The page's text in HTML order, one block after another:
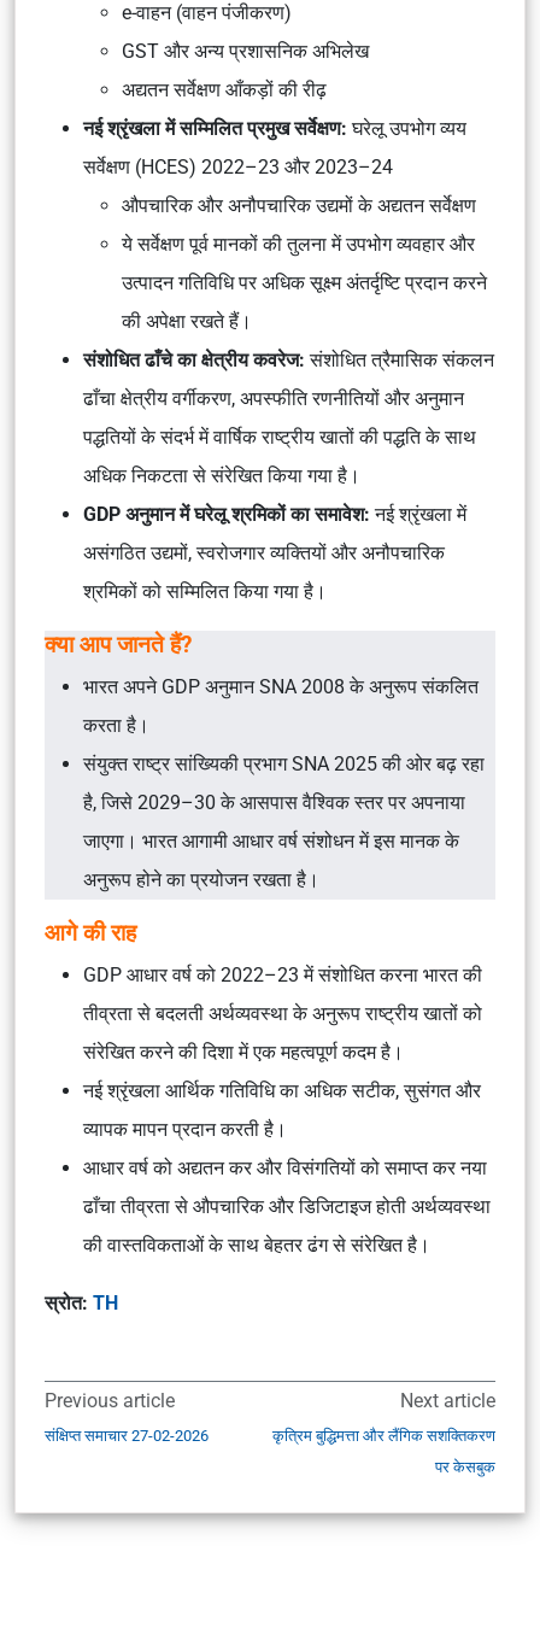
e-वाहन (वाहन पंजीकरण)
GST और अन्य प्रशासनिक अभिलेख
अद्यतन सर्वेक्षण आँकड़ों की रीढ़
नई श्रृंखला में सम्मिलित प्रमुख सर्वेक्षण:घरेलू उपभोग व्यय
सर्वेक्षण (HCES) 2022–23 और 2023–24
औपचारिक और अनौपचारिक उद्यमों के अद्यतन सर्वेक्षण
ये सर्वेक्षण पूर्व मानकों की तुलना में उपभोग व्यवहार और
उत्पादन गतिविधि पर अधिक सूक्ष्म अंतर्दृष्टि प्रदान करने
की अपेक्षा रखते हैं।
संशोधित ढाँचे का क्षेत्रीय कवरेज:संशोधित त्रैमासिक संकलन
ढाँचा क्षेत्रीय वर्गीकरण, अपस्फीति रणनीतियों और अनुमान
पद्धतियों के संदर्भ में वार्षिक राष्ट्रीय खातों की पद्धति के साथ
अधिक निकटता से संरेखित किया गया है।
GDP अनुमान में घरेलू श्रमिकों का समावेश:नई श्रृंखला में
असंगठित उद्यमों, स्वरोजगार व्यक्तियों और अनौपचारिक
श्रमिकों को सम्मिलित किया गया है।
क्या आप जानते हैं?
भारत अपने GDP अनुमान SNA 2008 के अनुरूप संकलित
करता है।
संयुक्त राष्ट्र सांख्यिकी प्रभाग SNA 2025 की ओर बढ़ रहा
है, जिसे 2029–30 के आसपास वैश्विक स्तर पर अपनाया
जाएगा। भारत आगामी आधार वर्ष संशोधन में इस मानक के
अनुरूप होने का प्रयोजन रखता है।
आगे की राह
GDP आधार वर्ष को 2022–23 में संशोधित करना भारत की
तीव्रता से बदलती अर्थव्यवस्था के अनुरूप राष्ट्रीय खातों को
संरेखित करने की दिशा में एक महत्वपूर्ण कदम है।
नई श्रृंखला आर्थिक गतिविधि का अधिक सटीक, सुसंगत और
व्यापक मापन प्रदान करती है।
आधार वर्ष को अद्यतन कर और विसंगतियों को समाप्त कर नया
ढाँचा तीव्रता से औपचारिक और डिजिटाइज होती अर्थव्यवस्था
की वास्तविकताओं के साथ बेहतर ढंग से संरेखित है।
स्रोत: TH
Previous article
संक्षिप्त समाचार 27-02-2026
Next article
कृत्रिम बुद्धिमत्ता और लैंगिक सशक्तिकरण
पर केसबुक